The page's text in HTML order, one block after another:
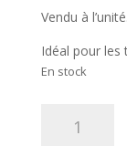
Vendu à
Idéal pour les
En stock